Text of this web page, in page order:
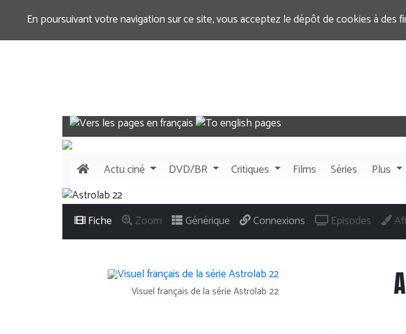
En poursuivant votre navigation sur ce site, vous acceptez le dépôt de cookies à des
Actuciné DVD/BR Critiques Films Séries Plus
Fiche Zoom Générique Connexions Episodes
Visuel français de la série Astrolab 22